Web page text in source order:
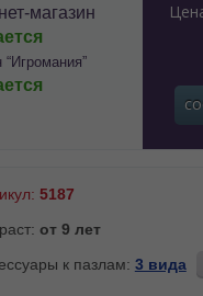
магазин
“Игромания”
5187
от 9 лет
к пазлам: 3 вида